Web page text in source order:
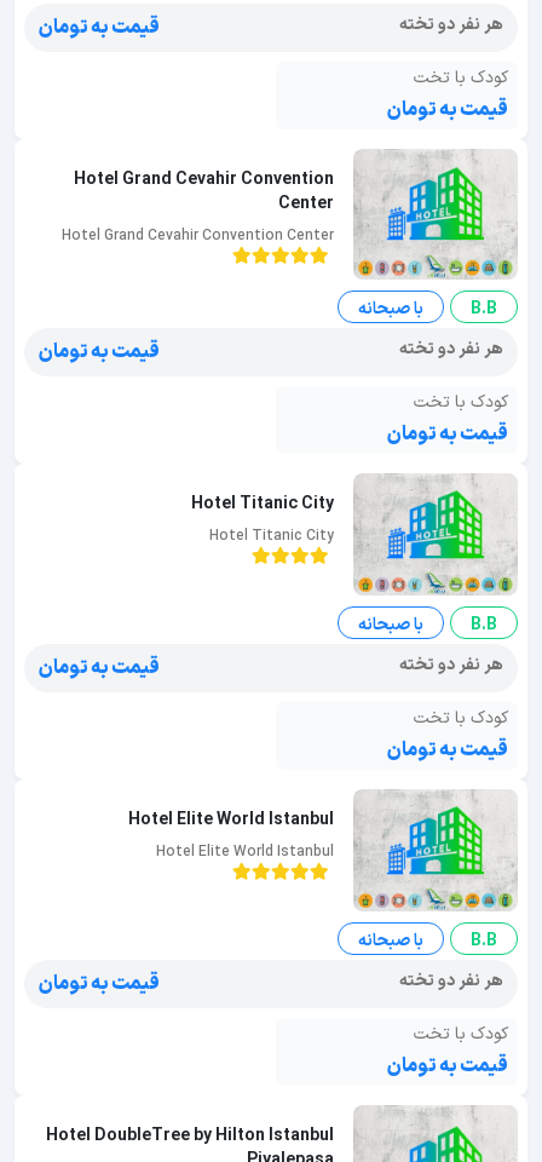
هر نفر دو تخته
قیمت به تومان
کودک با تخت
قیمت به تومان
Hotel Grand Cevahir Convention
Center
Hotel Grand Cevahir Convention Center
B.B
با صبحانه
هر نفر دو تخته
قیمت به تومان
کودک با تخت
قیمت به تومان
Hotel Titanic City
Hotel Titanic City
B.B
با صبحانه
هر نفر دو تخته
قیمت به تومان
کودک با تخت
قیمت به تومان
Hotel Elite World Istanbul
Hotel Elite World Istanbul
B.B
با صبحانه
هر نفر دو تخته
قیمت به تومان
کودک با تخت
قیمت به تومان
Hotel DoubleTree by Hilton Istanbul